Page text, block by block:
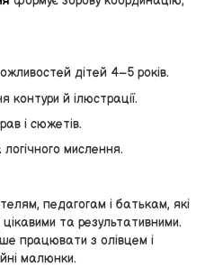
дітей 4–5 років.
контури й ілюстрації.
і сюжетів.
мислення.
педагогам і батькам, які
та результативними.
працювати з олівцем і
малюнки.